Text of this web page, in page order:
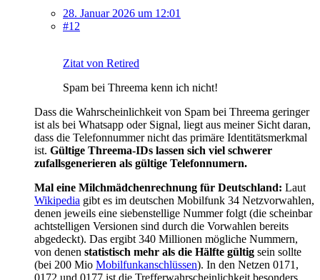
28. Januar 2026 um 12:01
#12
Zitat von Retired
Spam bei Threema kenn ich nicht!
Dass die Wahrscheinlichkeit von Spam bei Threema geringer
ist als bei Whatsapp oder Signal, liegt aus meiner Sicht daran,
dass die Telefonnummer nicht das primäre Identitätsmerkmal
ist. Gültige Threema-IDs lassen sich viel schwerer
zufallsgenerieren als gültige Telefonnumern.
Mal eine Milchmädchenrechnung für Deutschland: Laut
Wikipedia gibt es im deutschen Mobilfunk 34 Netzvorwahlen,
denen jeweils eine siebenstellige Nummer folgt (die scheinbar
achtstelligen Versionen sind durch die Vorwahlen bereits
abgedeckt). Das ergibt 340 Millionen mögliche Nummern,
von denen statistisch mehr als die Hälfte gültig sein sollte
(bei 200 Mio Mobilfunkanschlüssen). In den Netzen 0171,
0172 und 0177 ist die Trefferwahrscheinlichkeit besonders